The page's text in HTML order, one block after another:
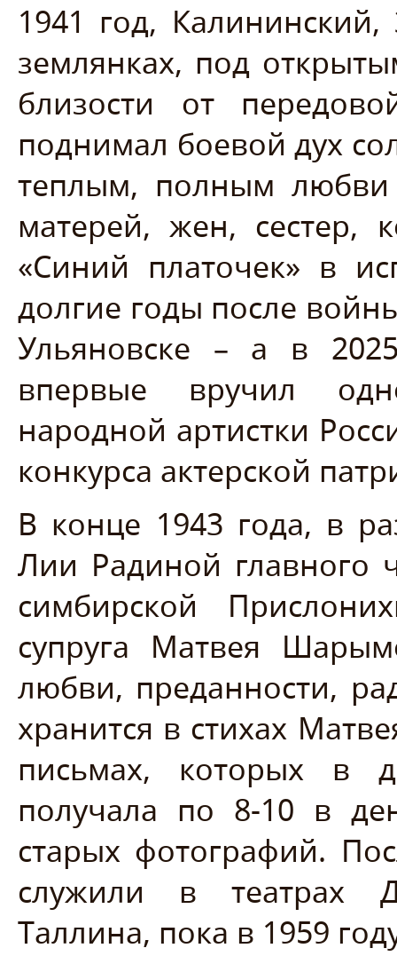
1941 год,
землянках, под
близости от
поднимал боевой дух
теплым, полным любви
матерей, жен, сестер,
«Синий платочек» в
долгие годы после
Ульяновске – а в
впервые вручил
народной артистки
конкурса актерской
В конце 1943 года, в
Лии Радиной главного
симбирской
супруга Матвея
любви, преданности,
хранится в стихах
письмах, которых в
получала по 8-10 в
старых фотографий.
служили в театрах
Таллина, пока в 1959